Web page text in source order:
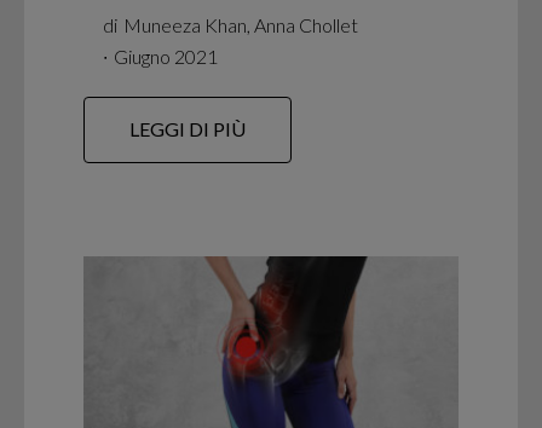
di Muneeza Khan, Anna Chollet
∙ Giugno 2021
LEGGI DI PIÙ